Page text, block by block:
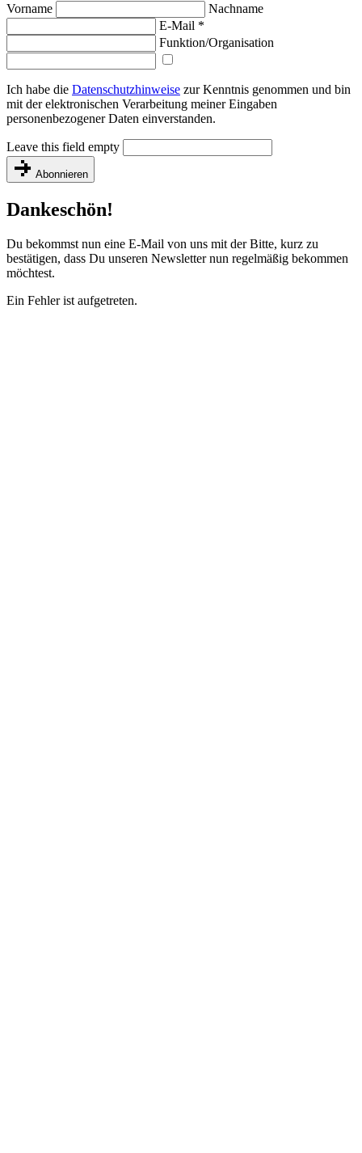
Vorname
Nachname
E-Mail *
Funktion/Organisation
Ich habe die Datenschutzhinweise zur Kenntnis genommen und bin
mit der elektronischen Verarbeitung meiner Eingaben
personenbezogener Daten einverstanden.
Leave this field empty
Abonnieren
Dankeschön!
Du bekommst nun eine E-Mail von uns mit der Bitte, kurz zu
bestätigen, dass Du unseren Newsletter nun regelmäßig bekommen
möchtest.
Ein Fehler ist aufgetreten.